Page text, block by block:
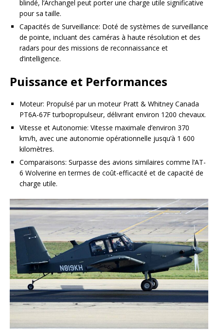
blindé, l’Archangel peut porter une charge utile significative
pour sa taille.
Capacités de Surveillance: Doté de systèmes de surveillance
de pointe, incluant des caméras à haute résolution et des
radars pour des missions de reconnaissance et
d’intelligence.
Puissance et Performances
Moteur: Propulsé par un moteur Pratt & Whitney Canada
PT6A-67F turbopropulseur, délivrant environ 1200 chevaux.
Vitesse et Autonomie: Vitesse maximale d’environ 370
km/h, avec une autonomie opérationnelle jusqu’à 1 600
kilomètres.
Comparaisons: Surpasse des avions similaires comme l’AT-
6 Wolverine en termes de coût-efficacité et de capacité de
charge utile.